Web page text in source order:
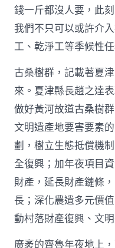
錢一斤都沒人要，此
我們不只可以或許介
工、乾淨工等季候性
古桑樹群，記載著夏
來。夏津縣長趙之達
做好黃河故道古桑樹
文明遺產地要害要素
劃，樹立生態抵償機
全復興；加年夜項目
財產，延長財產鏈條
長；深化農遺多元價
動村落財產復興、文
廣袤的齊魯年夜地上